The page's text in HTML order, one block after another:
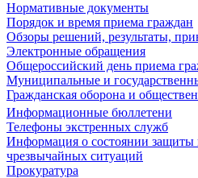
Нормативные документы
Порядок и время приема граждан
Обзоры решений, результаты,
Электронные обращения
Общероссийский день приема
Муниципальные и
Гражданская оборона и
Информационные бюллетени
Телефоны экстренных служб
Информация о состоянии защиты
чрезвычайных ситуаций
Прокуратура